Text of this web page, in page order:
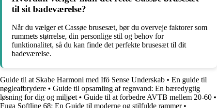
til sit badeværelse?
Når du vælger et Cassøe brusesæt, bør du overveje faktorer som
rummets størrelse, din personlige stil og behov for
funktionalitet, så du kan finde det perfekte brusesæt til dit
badeværelse.
Guide til at Skabe Harmoni med Ifö Sense Underskab • En guide til
nøgleafbrydere • Guide til opsamling af regnvand: En bæredygtig
løsning for dig og miljøet • Guide til at forbedre AVTB mellem 20-60 •
Fuga Softline 68: En Guide til moderne og stilfulde rammer•